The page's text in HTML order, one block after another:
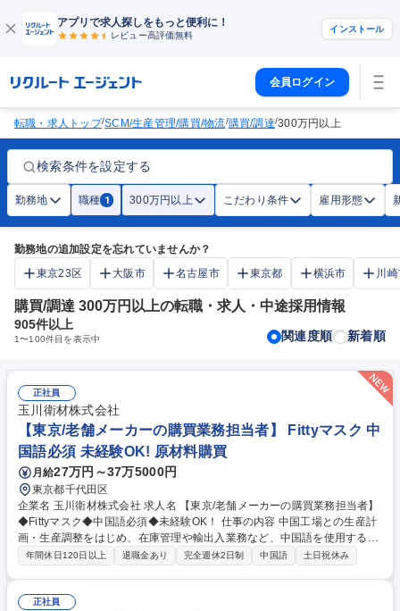
アプリで求人探しをもっと便利に！
レビュー高評価無料
インストール
会員ログイン
転職・求人トップ/SCM/生産管理/購買/物流/購買/調達/300万円以上
検索条件を設定する
勤務地 職種 1 300万円以上 こだわり条件 雇用形態
勤務地の追加設定を忘れていませんか？
東京23区
大阪市 名古屋市 東京都 横浜市 川
購買/調達 300万円以上の転職・求人・中途採用情報
905件以上
1〜100件目を表示中 関連度順 新着順
正社員
玉川衛材株式会社
【東京/老舗メーカーの購買業務担当者】 Fittyマスク 中
国語必須 未経験OK! 原材料購買
月給27万円～37万5000円
東京都千代田区
企業名 玉川衛材株式会社 求人名 【東京/老舗メーカーの購買業務担当者】
◆Fittyマスク◆中国語必須◆未経験OK！ 仕事の内容 中国工場との生産計
画・生産調整をはじめ、在庫管理や輸出入業務など、中国語を使用する購
買関連業務全般をご担当いただきます。未経験の方も安心の環境で、徐々
産調整（生産、原価、納期） ■輸出入事務処理全般 ■製品や資材の在庫管
年間休日120日以上 退職金あり 完全週休2日制 中国語 土日祝休み
正社員